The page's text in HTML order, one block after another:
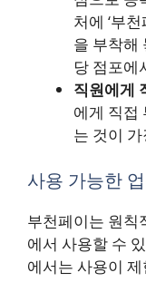
처에 ‘부
을 부착해
당 점포에
직원에게
에게 직접
는 것이
사용 가능한
부천페이는 원칙
에서 사용할 수
에서는 사용이